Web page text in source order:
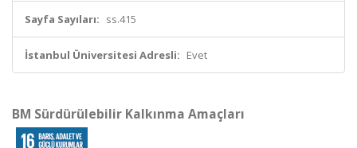
Sayfa Sayıları: ss.415
İstanbul Üniversitesi Adresli: Evet
BM Sürdürülebilir Kalkınma Amaçları